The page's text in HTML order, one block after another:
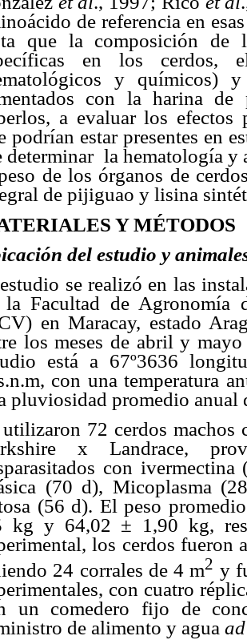
de referencia en
que la composición de
en los cerdos,
y químicos)
con la harina
a evaluar los efectos
podrían estar presentes en
determinar la hematología y
de los órganos de
de pijiguao y lisina
Y MÉTODOS
del estudio y
se realizó en las
la Facultad de Agronomía
en Maracay, estado
los meses de abril y
está a 67º3636
con una temperatura
pluviosidad promedio anual
utilizaron 72 cerdos machos
x Landrace,
con
(70 d), Micoplasma
(56 d). El peso
kg y 64,02 ± 1,90 kg,
los cerdos fueron
24 corrales de 4 m2 y
con cuatro
un comedero fijo de
de alimento y agua